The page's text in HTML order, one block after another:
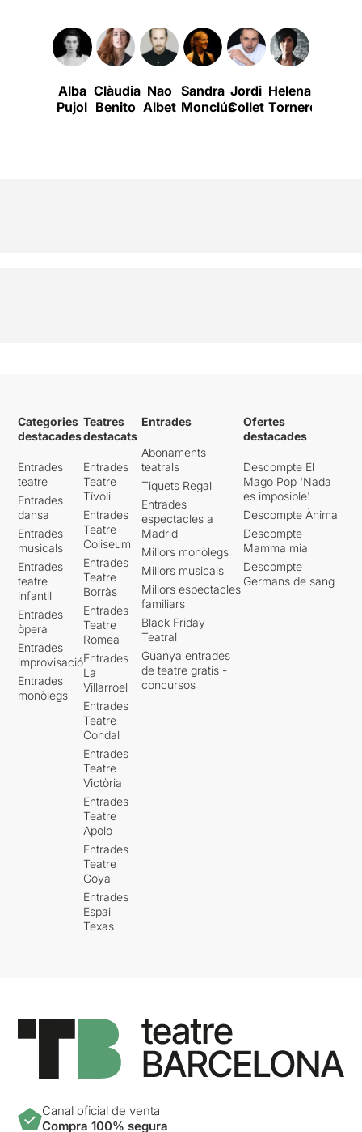
Alba
Pujol
Clàudia
Benito
Nao
Albet
Sandra
Monclús
Jordi
Collet
Helena
Tornero
Categories
destacades
Entrades
teatre
Entrades
dansa
Entrades
musicals
Entrades
teatre
infantil
Entrades
òpera
Entrades
improvisació
Entrades
monòlegs
Teatres
destacats
Entrades
Teatre
Tívoli
Entrades
Teatre
Coliseum
Entrades
Teatre
Borràs
Entrades
Teatre
Romea
Entrades
La
Villarroel
Entrades
Teatre
Condal
Entrades
Teatre
Victòria
Entrades
Teatre
Apolo
Entrades
Teatre
Goya
Entrades
Espai
Texas
Entrades
Abonaments
teatrals
Tiquets Regal
Entrades
espectacles a
Madrid
Millors monòlegs
Millors musicals
Millors espectacles
familiars
Black Friday
Teatral
Guanya entrades
de teatre gratis -
concursos
Ofertes
destacades
Descompte El
Mago Pop 'Nada
es imposible'
Descompte Ànima
Descompte
Mamma mia
Descompte
Germans de sang
Canal oficial de venta
Compra 100% segura